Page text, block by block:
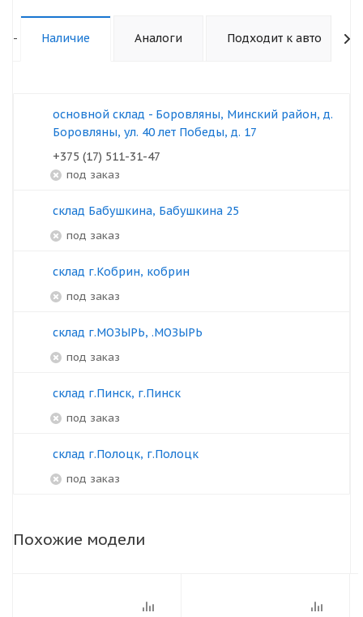
- Наличие Аналоги Подходит к авто
основной склад - Боровляны, Минский район, д.
Боровляны, ул. 40 лет Победы, д. 17
+375 (17) 511-31-47
под заказ
склад Бабушкина, Бабушкина 25
под заказ
склад г.Кобрин, кобрин
под заказ
склад г.МОЗЫРЬ, .МОЗЫРЬ
под заказ
склад г.Пинск, г.Пинск
под заказ
склад г.Полоцк, г.Полоцк
под заказ
Похожие модели